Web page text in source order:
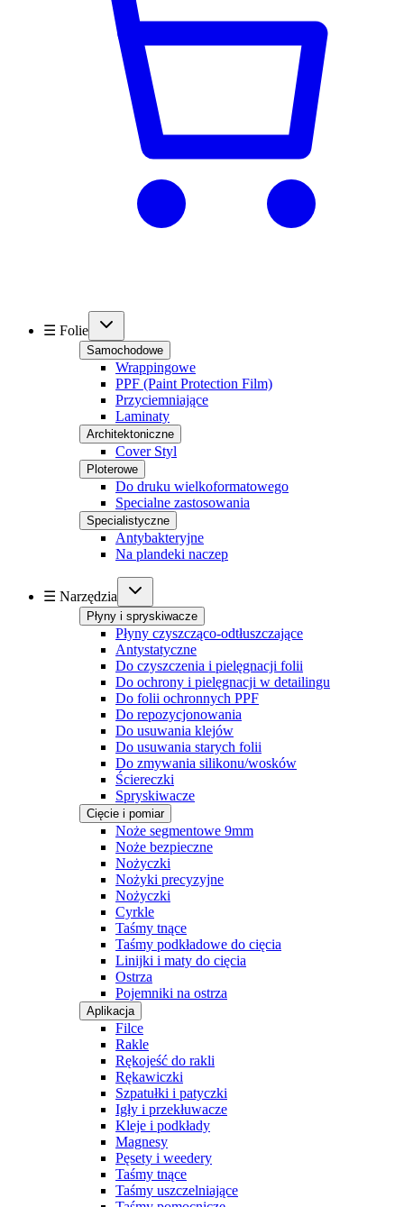
☰ Folie
Samochodowe
Wrappingowe
PPF (Paint Protection Film)
Przyciemniające
Laminaty
Architektoniczne
Cover Styl
Ploterowe
Do druku wielkoformatowego
Specialne zastosowania
Specialistyczne
Antybakteryjne
Na plandeki naczep
☰ Narzędzia
Płyny i spryskiwacze
Płyny czyszcząco-odtłuszczające
Antystatyczne
Do czyszczenia i pielęgnacji folii
Do ochrony i pielęgnacji w detailingu
Do folii ochronnych PPF
Do repozycjonowania
Do usuwania klejów
Do usuwania starych folii
Do zmywania silikonu/wosków
Ściereczki
Spryskiwacze
Cięcie i pomiar
Noże segmentowe 9mm
Noże bezpieczne
Nożyczki
Nożyki precyzyjne
Nożyczki
Cyrkle
Taśmy tnące
Taśmy podkładowe do cięcia
Linijki i maty do cięcia
Ostrza
Pojemniki na ostrza
Aplikacja
Filce
Rakle
Rękojeść do rakli
Rękawiczki
Szpatułki i patyczki
Igły i przekłuwacze
Kleje i podkłady
Magnesy
Pęsety i weedery
Taśmy tnące
Taśmy uszczelniające